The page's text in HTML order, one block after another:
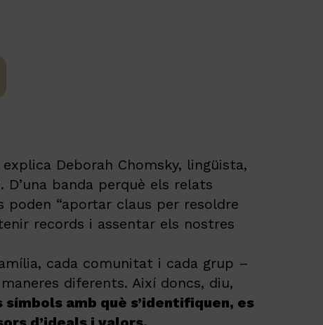
Deborah Chomsky, lingüista,
D’una banda perquè els relats
poden “aportar claus per resoldre
records i assentar els nostres
cada comunitat i cada grup –
diferents. Així doncs, diu,
amb què s’identifiquen, es